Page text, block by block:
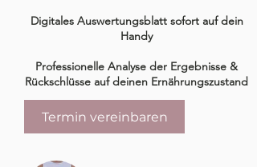
Digitales Auswertungsblatt sofort auf dein
Handy
Professionelle Analyse der Ergebnisse &
Rückschlüsse auf deinen Ernährungszustand
Termin vereinbaren